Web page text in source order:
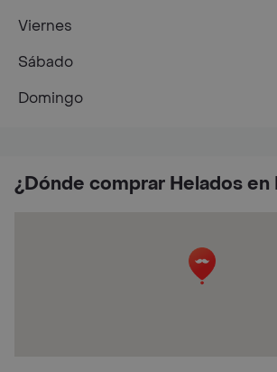
¿Dónde comprar Helados en
Viernes
Sábado
Domingo